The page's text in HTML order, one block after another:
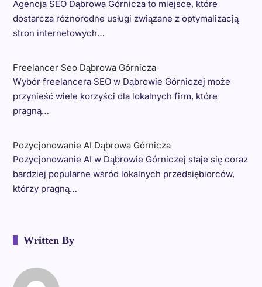
Agencja SEO Dąbrowa Górnicza to miejsce, które
dostarcza różnorodne usługi związane z optymalizacją
stron internetowych…
Freelancer Seo Dąbrowa Górnicza
Wybór freelancera SEO w Dąbrowie Górniczej może
przynieść wiele korzyści dla lokalnych firm, które
pragną…
Pozycjonowanie AI Dąbrowa Górnicza
Pozycjonowanie AI w Dąbrowie Górniczej staje się coraz
bardziej popularne wśród lokalnych przedsiębiorców,
którzy pragną…
Written By